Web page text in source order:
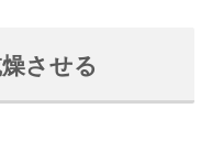
させる